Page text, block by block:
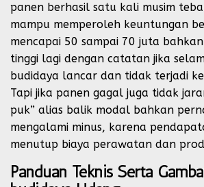
panen berhasil satu kali musim
mampu memperoleh keuntungan
mencapai 50 sampai 70 juta
tinggi lagi dengan catatan jika
budidaya lancar dan tidak terjadi
Tapi jika panen gagal juga tidak
puk” alias balik modal bahkan
mengalami minus, karena
menutup biaya perawatan dan
Panduan Teknis Serta